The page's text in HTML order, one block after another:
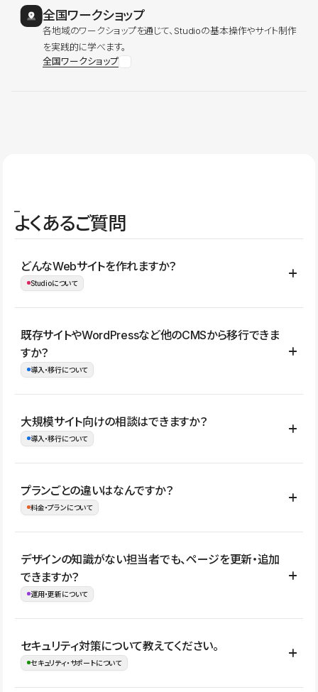
全国ワークショップ
各地域のワークショップを通じて、Studioの基本操作やサイト制作
を実践的に学べます。
全国ワークショップ
よくあるご質問
どんなWebサイトを作れますか？
Studioについて
コーポレートサイト、サービスサイト、LP、採用サイト、ブロ
グ・メディア、イベントサイト、店舗・商品紹介サイト、ポートフ
ォリオなど幅広く制作できます。
既存サイトやWordPressなど他のCMSから移行できま
すか？
導入・移行について
はい。既存サイトの構成やコンテンツ、URLを整理したうえで、
Studio上に再構築する形で移行できます。 WordPressの場合は、
イト全体のデザインや設定がそのまま移行されるわけではないた
め、移行後にページ構成やデザイン、CMS設計、URL・リダイレク
大規模サイト向けの相談はできますか？
導入・移行について
はい。アクセス規模が大きいサイトや、複数部門での運用、権限管
理、セキュリティ確認、既存システムとの連携など、個別の要件が
ない段階でも、お問い合わせください。
お問合せはこちら
プランごとの違いはなんですか？
料金・プランについて
公開ページ数、バージョン履歴の期間、CMS利用数の上限、権限
管理の有無などがプランごとに異なります。詳しくは料金プランペ
ージをご覧ください。
デザインの知識がない担当者でも、ページを更新・追加
できますか？
運用・更新について
はい。CMSやコンポーネントを活用して更新範囲を設計しておく
ことで、デザインを崩しにくい状態で運用できます。 さらにコン
セキュリティ対策について教えてください。
セキュリティ・サポートについて